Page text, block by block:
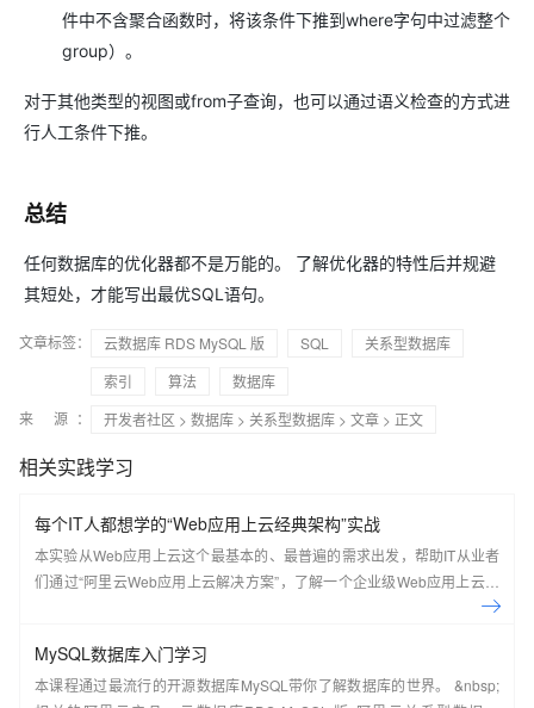
件中不含聚合函数时，将该条件下推到where字句中过滤整个
group）。
对于其他类型的视图或from子查询，也可以通过语义检查的方式进
行人工条件下推。
总结
任何数据库的优化器都不是万能的。 了解优化器的特性后并规避
其短处，才能写出最优SQL语句。
文章标签： 云数据库 RDS MySQL 版 SQL
关系型数据库
索引
算法
数据库
来 源：
开发者社区 > 数据库 > 关系型数据库 > 文章 > 正文
相关实践学习
每个IT人都想学的“Web应用上云经典架构”实战
本实验从Web应用上云这个最基本的、最普遍的需求出发，帮助IT从业者
们通过“阿里云Web应用上云解决方案”，了解一个企业级Web应用上云的
MySQL数据库入门学习
本课程通过最流行的开源数据库MySQL带你了解数据库的世界。 &nbsp;